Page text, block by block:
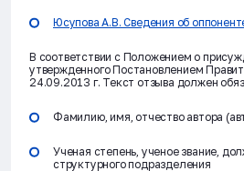
Юсупова А.В. Сведения об
В соответствии с Положением о
утвержденного Постановлением
24.09.2013 г. Текст отзыва должен
Фамилию, имя, отчество автора
Ученая степень, ученое звание,
структурного подразделения